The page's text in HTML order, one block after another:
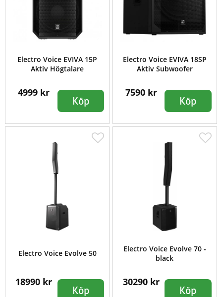
Electro Voice EVIVA 15P
Aktiv Högtalare
4999 kr
Köp
Electro Voice EVIVA 18SP
Aktiv Subwoofer
7590 kr
Köp
Electro Voice Evolve 50
18990 kr
Köp
Electro Voice Evolve 70 -
black
30290 kr
Köp